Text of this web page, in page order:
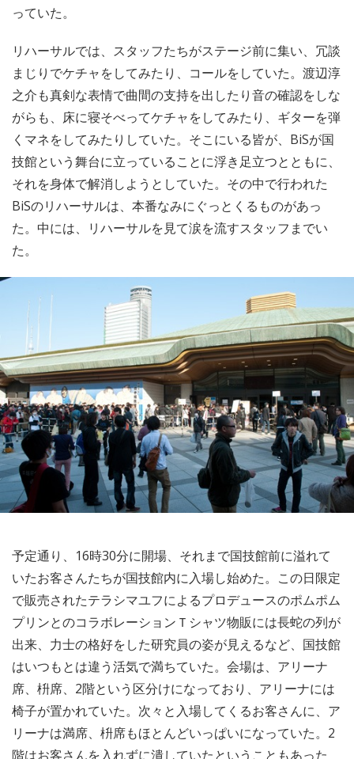
っていた。
リハーサルでは、スタッフたちがステージ前に集い、冗談
まじりでケチャをしてみたり、コールをしていた。渡辺淳
之介も真剣な表情で曲間の支持を出したり音の確認をしな
がらも、床に寝そべってケチャをしてみたり、ギターを弾
くマネをしてみたりしていた。そこにいる皆が、BiSが国
技館という舞台に立っていることに浮き足立つとともに、
それを身体で解消しようとしていた。その中で行われた
BiSのリハーサルは、本番なみにぐっとくるものがあっ
た。中には、リハーサルを見て涙を流すスタッフまでい
た。
予定通り、16時30分に開場、それまで国技館前に溢れて
いたお客さんたちが国技館内に入場し始めた。この日限定
で販売されたテラシマユフによるプロデュースのポムポム
プリンとのコラボレーションＴシャツ物販には長蛇の列が
出来、力士の格好をした研究員の姿が見えるなど、国技館
はいつもとは違う活気で満ちていた。会場は、アリーナ
席、枡席、2階という区分けになっており、アリーナには
椅子が置かれていた。次々と入場してくるお客さんに、ア
リーナは満席、枡席もほとんどいっぱいになっていた。2
階はお客さんを入れずに潰していたということもあった